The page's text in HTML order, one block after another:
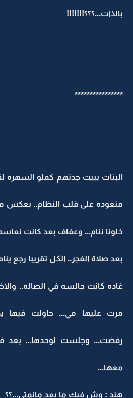
بالذات...؟؟؟!!!!!!!
****************
البنات ببيت جدتهم كملو السهره
متعوده على قلب النظام.. بعكس
خلونا ننام... وعفاف بعد كانت
بعد صلاة الفجر.. الكل تقريبا رجع
غاده كانت جالسه في الصاله..
مرت عليها مي... حاولت فيها
رفضت... وجلست لوحدها... بعد
معها...
هند : وش فيك ما بعد مانمتي...؟؟